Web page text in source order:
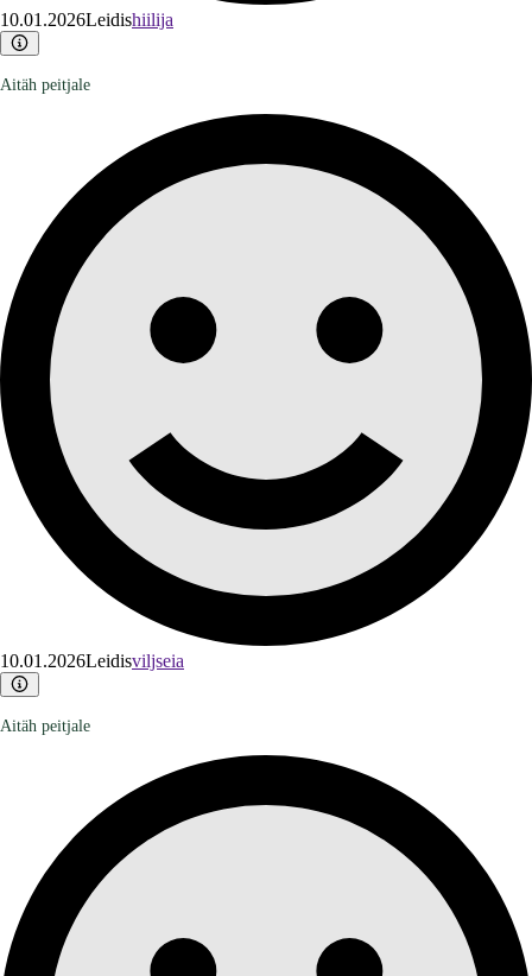
10.01.2026Leidishiilija
Aitäh peitjale
10.01.2026Leidisviljseia
Aitäh peitjale